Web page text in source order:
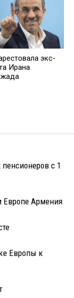
экс-
Ирана
с 1
Европе Армения
Европы к